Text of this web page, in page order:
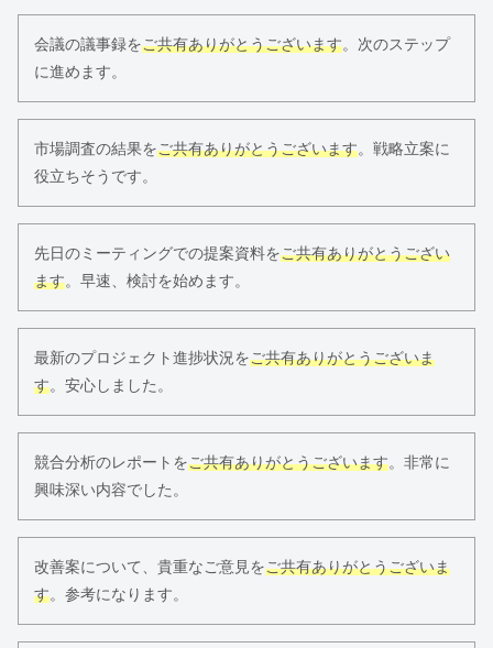
会議の議事録をご共有ありがとうございます。次のステップ
に進めます。
市場調査の結果をご共有ありがとうございます。戦略立案に
役立ちそうです。
先日のミーティングでの提案資料をご共有ありがとうござい
ます。早速、検討を始めます。
最新のプロジェクト進捗状況をご共有ありがとうございま
す。安心しました。
競合分析のレポートをご共有ありがとうございます。非常に
興味深い内容でした。
改善案について、貴重なご意見をご共有ありがとうございま
す。参考になります。